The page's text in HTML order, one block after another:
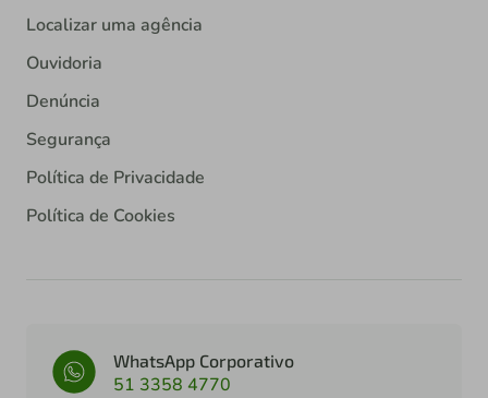
Localizar uma agência
Ouvidoria
Denúncia
Segurança
Política de Privacidade
Política de Cookies
WhatsApp Corporativo
51 3358 4770